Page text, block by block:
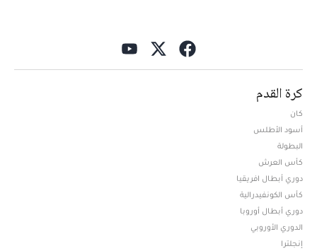
كرة القدم
كان
أسود الأطلس
البطولة
كأس العرش
دوري أبطال افريقيا
كأس الكونفيدرالية
دوري أبطال أوروبا
الدوري الأوروبي
إنجلترا